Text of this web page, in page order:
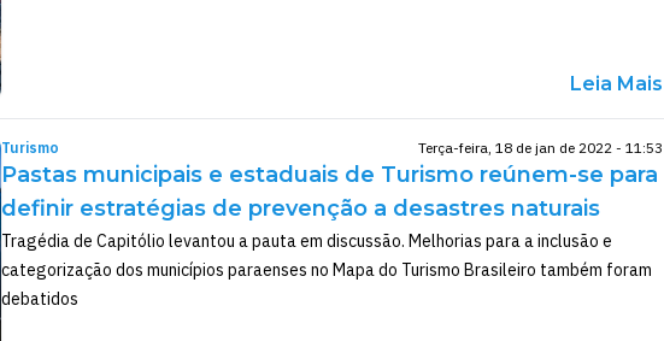
Leia Mais
Turismo Terça-feira, 18 de jan de 2022 - 11:53
Pastas municipais e estaduais de Turismo reúnem-se para
definir estratégias de prevenção a desastres naturais
Tragédia de Capitólio levantou a pauta em discussão. Melhorias para a inclusão e
categorização dos municípios paraenses no Mapa do Turismo Brasileiro também foram
debatidos